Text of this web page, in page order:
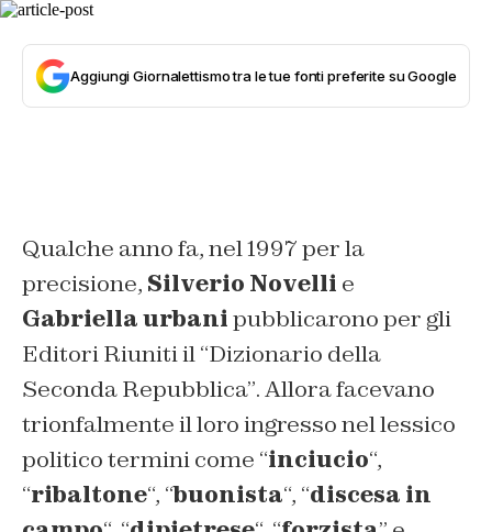
Contatti
Aggiungi Giornalettismo tra le tue fonti preferite su Google
Qualche anno fa, nel 1997 per la
precisione, Silverio Novelli e
Gabriella urbanipubblicarono per gli
Editori Riuniti il“Dizionario della
Seconda Repubblica”. Allora facevano
trionfalmente il loro ingresso nel lessico
politico termini come “inciucio“,
“ribaltone“, “buonista“, “discesa in